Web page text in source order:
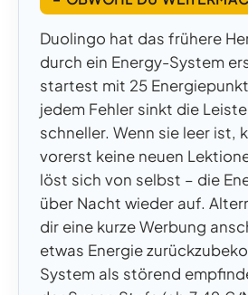
Duolingo hat das frühere
durch ein Energy-System
startest mit 25
jedem Fehler sinkt die
schneller. Wenn sie leer ist,
vorerst keine neuen
löst sich von selbst – die
über Nacht wieder auf.
dir eine kurze Werbung
etwas Energie
System als störend